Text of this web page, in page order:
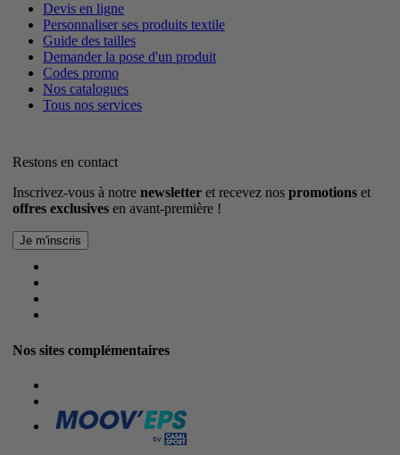
Devis en ligne
Personnaliser ses produits textile
Guide des tailles
Demander la pose d'un produit
Codes promo
Nos catalogues
Tous nos services
Restons en contact
Inscrivez-vous à notre newsletter et recevez nos promotions et
offres exclusives en avant-première !
Nos sites complémentaires